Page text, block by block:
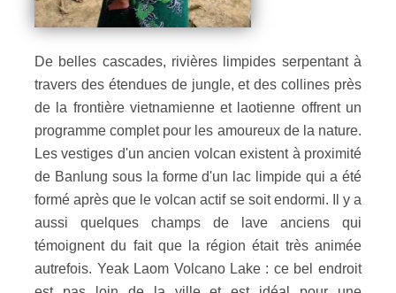
De belles cascades, rivières limpides serpentant à
travers des étendues de jungle, et des collines près
de la frontière vietnamienne et laotienne offrent un
programme complet pour les amoureux de la nature.
Les vestiges d'un ancien volcan existent à proximité
de Banlung sous la forme d'un lac limpide qui a été
formé après que le volcan actif se soit endormi. Il y a
aussi quelques champs de lave anciens qui
témoignent du fait que la région était très animée
autrefois. Yeak Laom Volcano Lake : ce bel endroit